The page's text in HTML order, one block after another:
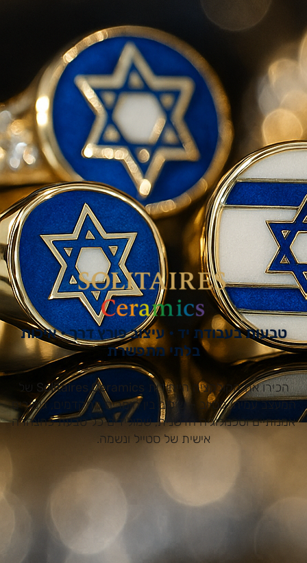
טבעות בעבודת יד • עיצוב פורץ דרך • איכות
בלתי מתפשרת
הכירו את הקולקציה הייחודית Solitaires Ceramics
המעצב עמיחי קטיוב – שילוב בין חומרים מתקדמים, גימורים
אמנותיים וטכנולוגיה חדשנית, שמולידים כל טבעת כהצהרה
אישית של סטייל ונשמה.